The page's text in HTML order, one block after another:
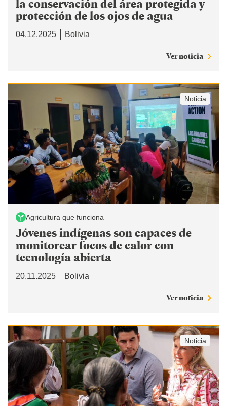
protección de los ojos de agua
04.12.2025 Bolivia
Ver noticia
Noticia
Agricultura que funciona
Jóvenes indígenas son capaces de
monitorear focos de calor con
tecnología abierta
20.11.2025 Bolivia
Ver noticia
Noticia